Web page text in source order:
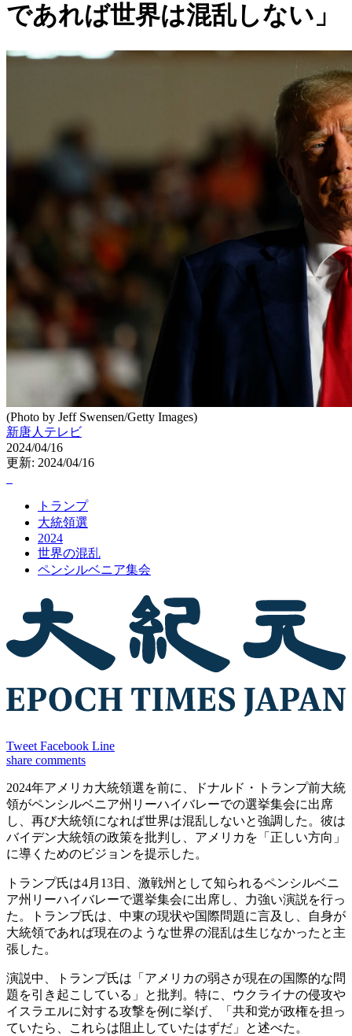
であれば世界は混乱しない」
(Photo by Jeff Swensen/Getty Images)
新唐人テレビ
2024/04/16
更新: 2024/04/16
トランプ
大統領選
2024
世界の混乱
ペンシルベニア集会
Tweet Facebook Line
share comments
2024年アメリカ大統領選を前に、ドナルド・トランプ前大統
領がペンシルベニア州リーハイバレーでの選挙集会に出席
し、再び大統領になれば世界は混乱しないと強調した。彼は
バイデン大統領の政策を批判し、アメリカを「正しい方向」
に導くためのビジョンを提示した。
トランプ氏は4月13日、激戦州として知られるペンシルベニ
ア州リーハイバレーで選挙集会に出席し、力強い演説を行っ
た。トランプ氏は、中東の現状や国際問題に言及し、自身が
大統領であれば現在のような世界の混乱は生じなかったと主
張した。
演説中、トランプ氏は「アメリカの弱さが現在の国際的な問
題を引き起こしている」と批判。特に、ウクライナの侵攻や
イスラエルに対する攻撃を例に挙げ、「共和党が政権を担っ
ていたら、これらは阻止していたはずだ」と述べた。